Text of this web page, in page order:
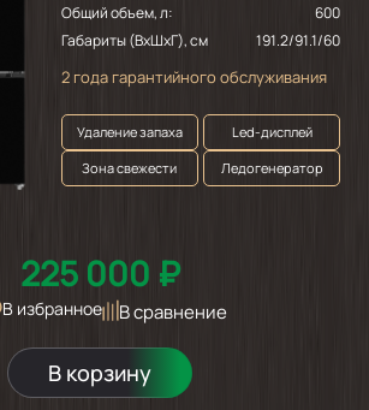
Общий объем, л:
600
Габариты (ВхШхГ), см
191.2/91.1/60
2 года гарантийного обслуживания
Удаление запаха
Led-дисплей
Зона свежести
Ледогенератор
225 000 ₽
В избранное В сравнение
В корзину